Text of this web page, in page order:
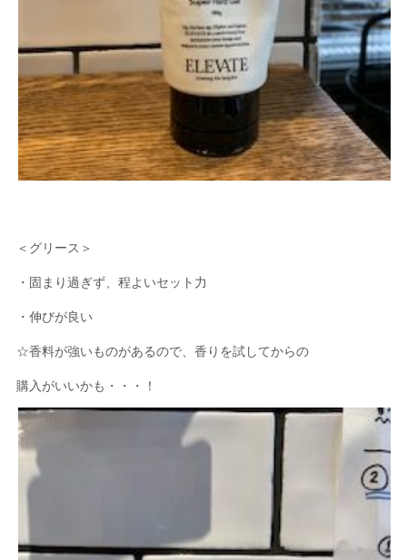
＜グリース＞
・固まり過ぎず、程よいセット力
・伸びが良い
☆香料が強いものがあるので、香りを試してからの
購入がいいかも・・・！